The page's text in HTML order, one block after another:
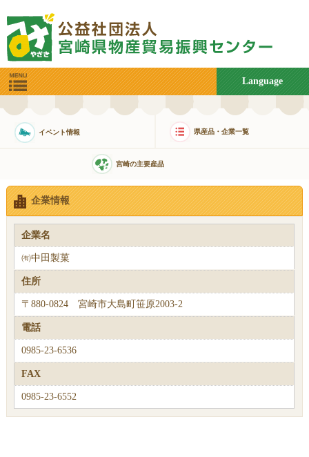
Language
イベント情報 県産品・企業一覧
宮崎の主要産品
企業情報
企業名
㈲中田製菓
住所
〒880-0824 宮崎市大島町笹原2003-2
電話
0985-23-6536
FAX
0985-23-6552